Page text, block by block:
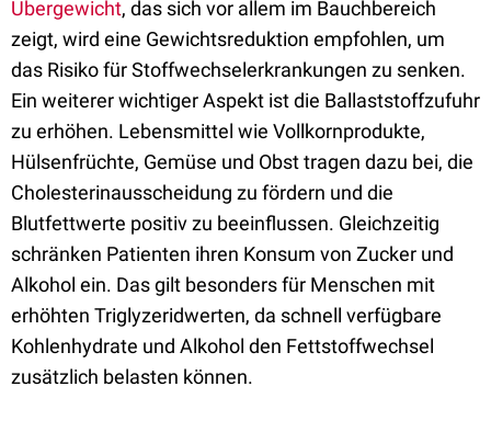
Übergewicht, das sich vor allem im Bauchbereich
zeigt, wird eine Gewichtsreduktion empfohlen, um
das Risiko für Stoffwechselerkrankungen zu senken.
Ein weiterer wichtiger Aspekt ist die Ballaststoffzufuhr
zu erhöhen. Lebensmittel wie Vollkornprodukte,
Hülsenfrüchte, Gemüse und Obst tragen dazu bei, die
Cholesterinausscheidung zu fördern und die
Blutfettwerte positiv zu beeinflussen. Gleichzeitig
schränken Patienten ihren Konsum von Zucker und
Alkohol ein. Das gilt besonders für Menschen mit
erhöhten Triglyzeridwerten, da schnell verfügbare
Kohlenhydrate und Alkohol den Fettstoffwechsel
zusätzlich belasten können.